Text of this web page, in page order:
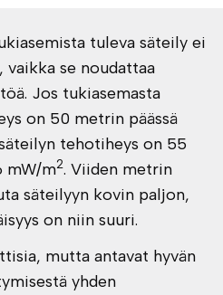
tuleva säteily ei
vaikka se noudattaa
Jos tukiasemasta
on 50 metrin päässä
tehotiheys on 55
mW/m2. Viiden metrin
säteilyyn kovin paljon,
on niin suuri.
mutta antavat hyvän
yhden